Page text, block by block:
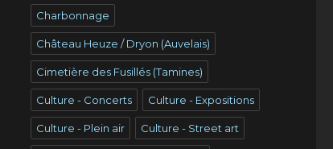
Charbonnage
Château Heuze / Dryon (Auvelais)
Cimetière des Fusillés (Tamines)
Culture - Concerts Culture - Expositions
Culture - Plein air Culture - Street art